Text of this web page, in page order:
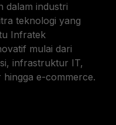
dalam industri
teknologi yang
Infratek
mulai dari
infrastruktur IT,
hingga e-commerce.